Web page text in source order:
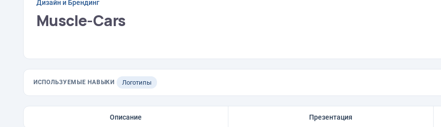
Дизайн и Брендинг
Muscle-Cars
ИСПОЛЬЗУЕМЫЕ НАВЫКИ Логотипы
Описание Презентация